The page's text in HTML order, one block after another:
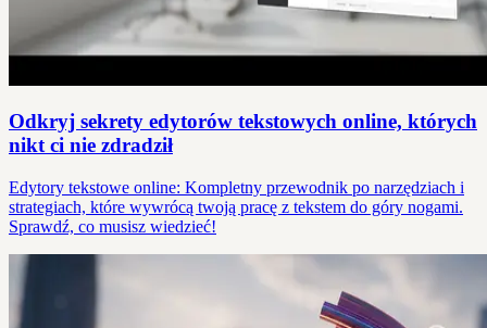
Odkryj sekrety edytorów tekstowych online, których
nikt ci nie zdradził
Edytory tekstowe online: Kompletny przewodnik po narzędziach i
strategiach, które wywrócą twoją pracę z tekstem do góry nogami.
Sprawdź, co musisz wiedzieć!